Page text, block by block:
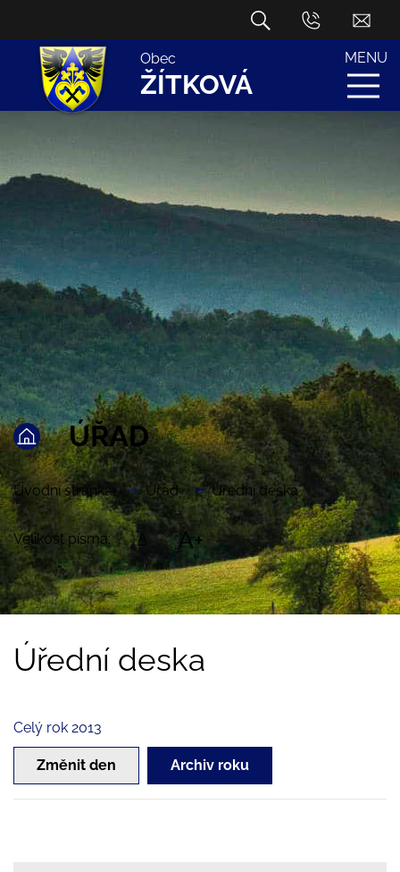
Obec
ŽÍTKOVÁ
MENU
ÚŘAD
Úvodní stránka Úřad Úřední deska
Velikost písma: A A+
Úřední deska
Celý rok 2013
Změnit den Archiv roku